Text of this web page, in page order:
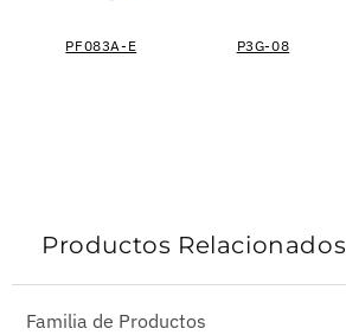
PF083A-E P3G-08
Productos Relacionados
Familia de Productos